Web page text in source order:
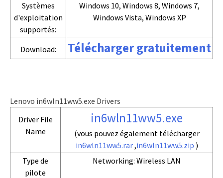
Systèmes
d'exploitation
supportés:
Windows 10, Windows 8, Windows 7,
Windows Vista, Windows XP
Download: Télécharger gratuitement
Lenovo in6wln11ww5.exe Drivers
Driver File
Name
in6wln11ww5.exe
(vous pouvez également télécharger
in6wln11ww5.rar,in6wln11ww5.zip )
Type de
pilote
Networking: Wireless LAN